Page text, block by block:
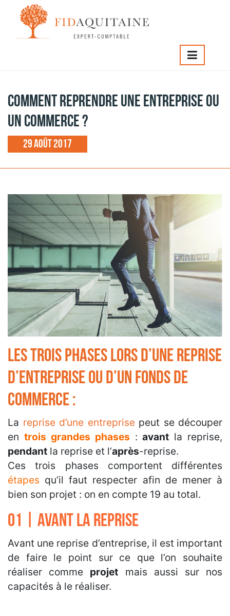
Comment reprendre une entreprise ou un
Comment reprendre une entreprise ou
un commerce ?
29 août 2017
Les trois phases lors d’une reprise
d’entreprise ou d’un fonds de
commerce :
La reprise d’une entreprisepeut se découper
en trois grandes phases : avant la reprise,
pendant la reprise et l’après-reprise.
Ces trois phases comportent différentes
étapes qu’il faut respecter afin de mener à
bien son projet : on en compte 19 au total.
01 | Avant la reprise
Avant une reprise d’entreprise, il est important
de faire le point sur ce que l’on souhaite
réaliser comme projet mais aussi sur nos
capacités à le réaliser.